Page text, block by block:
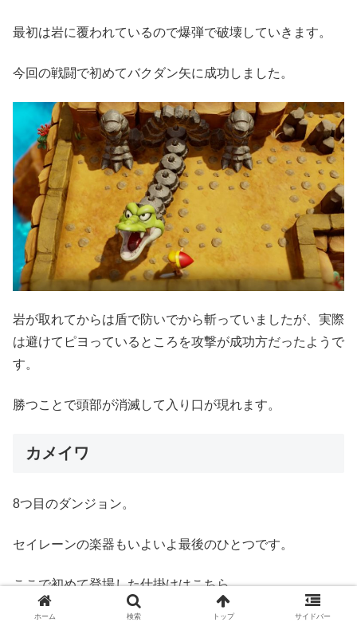
最初は岩に覆われているので爆弾で破壊していきます。
今回の戦闘で初めてバクダン矢に成功しました。
岩が取れてからは盾で防いでから斬っていましたが、実際
は避けてピヨっているところを攻撃が成功方だったようで
す。
勝つことで頭部が消滅して入り口が現れます。
カメイワ
8つ目のダンジョン。
セイレーンの楽器もいよいよ最後のひとつです。
ここで初めて登場した仕掛けはこちら。
ホーム 検索 トップ サイドバー